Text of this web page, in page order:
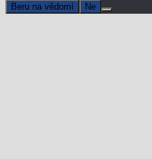
Beru na vědomí Ne